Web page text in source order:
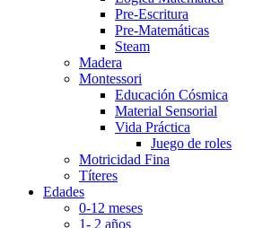
Pre-Escritura
Pre-Matemáticas
Steam
Madera
Montessori
Educación Cósmica
Material Sensorial
Vida Práctica
Juego de roles
Motricidad Fina
Títeres
Edades
0-12 meses
1- 2 años